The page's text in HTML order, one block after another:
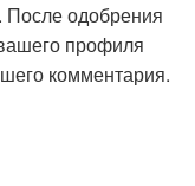
После одобрения
профиля
комментария.